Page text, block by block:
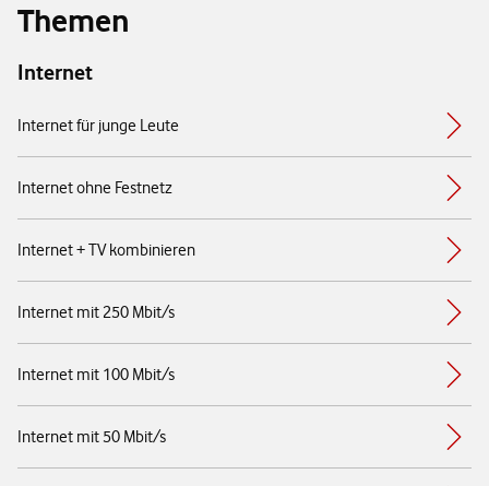
Themen
Internet
Internet für junge Leute
Internet ohne Festnetz
Internet + TV kombinieren
Internet mit 250 Mbit/s
Internet mit 100 Mbit/s
Internet mit 50 Mbit/s